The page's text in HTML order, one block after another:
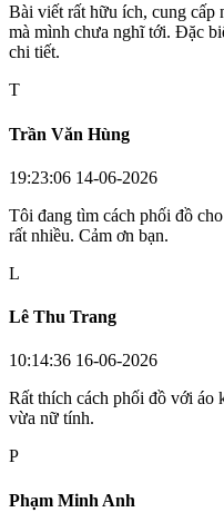
Bài viết rất hữu ích, cung cấp
mà mình chưa nghĩ tới. Đặc
chi tiết.
T
Trần Văn Hùng
19:23:06 14-06-2026
Tôi đang tìm cách phối đồ
rất nhiều. Cảm ơn bạn.
L
Lê Thu Trang
10:14:36 16-06-2026
Rất thích cách phối đồ với áo
vừa nữ tính.
P
Phạm Minh Anh